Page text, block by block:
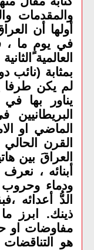
والمقدمات
أولها أن
في يومٍ ما ،
العالمية
بمثابة (نائب
لم يكن طرفا
يناور بها
الماضي او
القرن
العراقَ بين
أبنائه ،
ودماء
الدُّ أعدائه
ذينك. ابرز
مفاوضات او
هو